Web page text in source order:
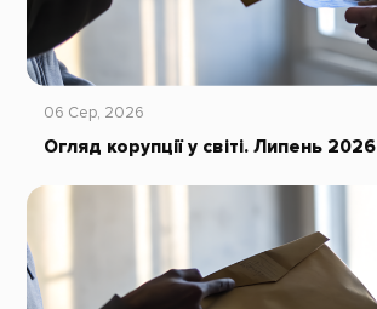
06 Сер, 2026
Огляд корупції у світі. Липень 2026